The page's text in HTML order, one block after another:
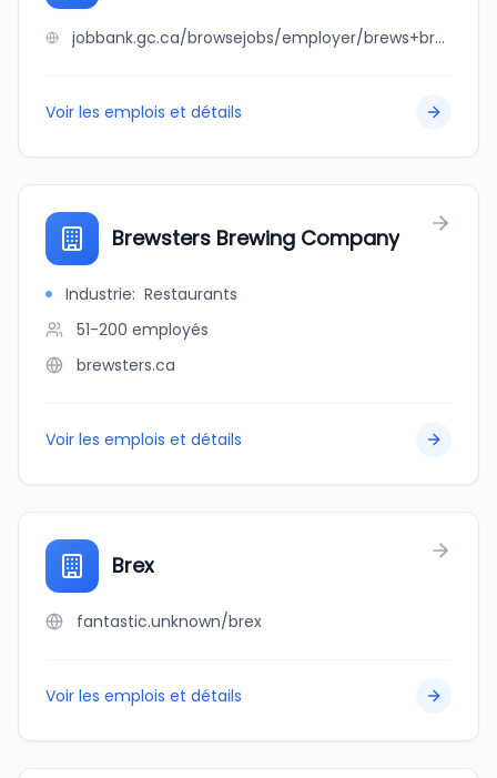
jobbank.gc.ca/browsejobs/employer/brews+brothers+bistro+ltd./ca
Voir les emplois et détails
Brewsters Brewing Company
Industrie: Restaurants
51-200 employés
brewsters.ca
Voir les emplois et détails
Brex
fantastic.unknown/brex
Voir les emplois et détails